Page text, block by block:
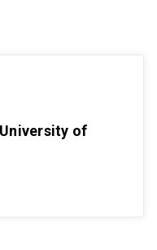
of